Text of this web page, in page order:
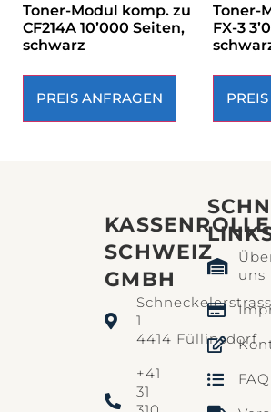
Toner-Modul komp. zu
CF214A 10’000 Seiten,
schwarz
PREIS ANFRAGEN
Toner-
FX-3
SCHWEIZ
GMBH
1
4414 Füllinsdorf
+41
31
uns
FAQ